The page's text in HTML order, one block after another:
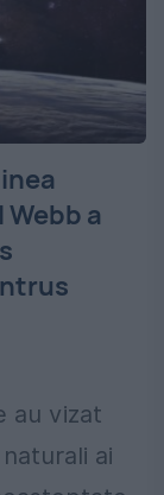
a
au vizat
ai